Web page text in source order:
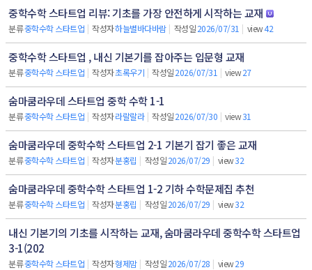
중학수학 스타트업 리뷰: 기초를 가장 안전하게 시작하는 교재
분류중학수학 스타트업 | 작성자하늘별바다바람 | 작성일2026/07/31 | view42
중학수학 스타트업 , 내신 기본기를 잡아주는 입문형 교재
분류중학수학 스타트업 | 작성자초록우기 | 작성일2026/07/31 | view27
숨마쿰라우데 스타트업 중학 수학 1-1
분류중학수학 스타트업 | 작성자라랄랄라 | 작성일2026/07/30 | view31
숨마쿰라우데 중학수학 스타트업 2-1 기본기 잡기 좋은 교재
분류중학수학 스타트업 | 작성자분홍립 | 작성일2026/07/29 | view32
숨마쿰라우데 중학수학 스타트업 1-2 기하 수학문제집 추천
분류중학수학 스타트업 | 작성자분홍립 | 작성일2026/07/29 | view32
내신 기본기의 기초를 시작하는 교재, 숨마쿰라우데 중학수학 스타트업
3-1(202
분류중학수학 스타트업 | 작성자형제맘 | 작성일2026/07/28 | view29